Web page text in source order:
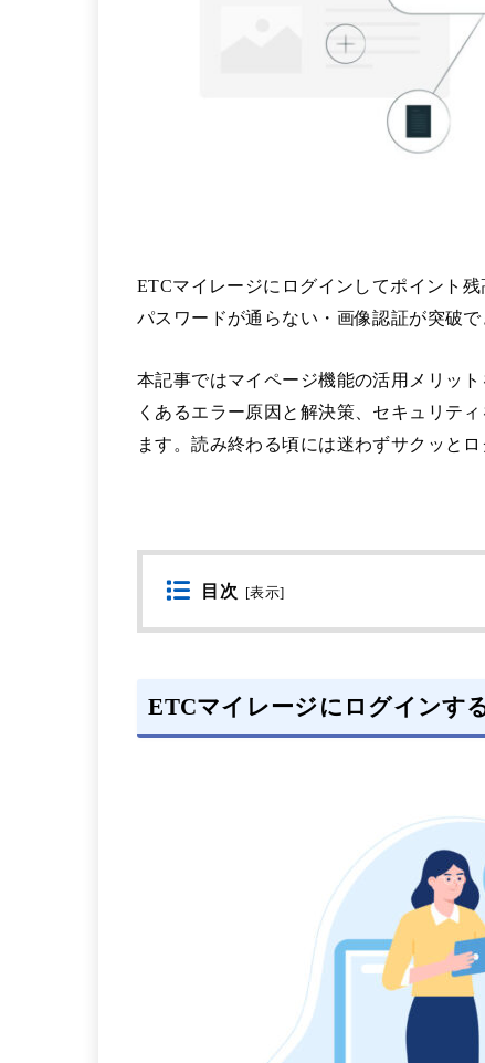
ETCマイレージにログインしてポイント
パスワードが通らない・画像認証が突破
本記事ではマイページ機能の活用メリッ
くあるエラー原因と解決策、セキュリテ
ます。読み終わる頃には迷わずサクッと
目次 [表示]
ETCマイレージにログインす